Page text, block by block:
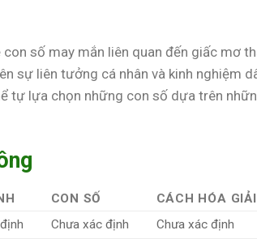
số may mắn liên quan đến giấc mơ
sự liên tưởng cá nhân và kinh nghiệm
tự lựa chọn những con số dựa trên
CON SỐ
CÁCH HÓA GIẢI
Chưa xác định Chưa xác định